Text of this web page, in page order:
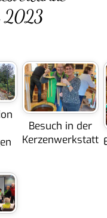
2023
Besuch in der
Kerzenwerkstatt